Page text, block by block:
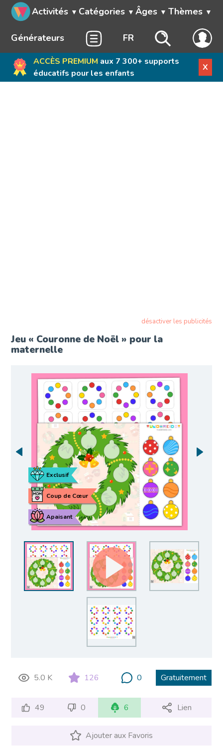
Activités Catégories Âges Thèmes
Générateurs FR
ACCÈS PREMIUM aux 7 300+ supports
éducatifs pour les enfants
X
désactiver les publicités
Jeu « Couronne de Noël » pour la
maternelle
Apaisant
Coup de Cœur
Exclusif
5.0 K 126 0 Gratuitement
49 0 6 Lien
Ajouter aux Favoris